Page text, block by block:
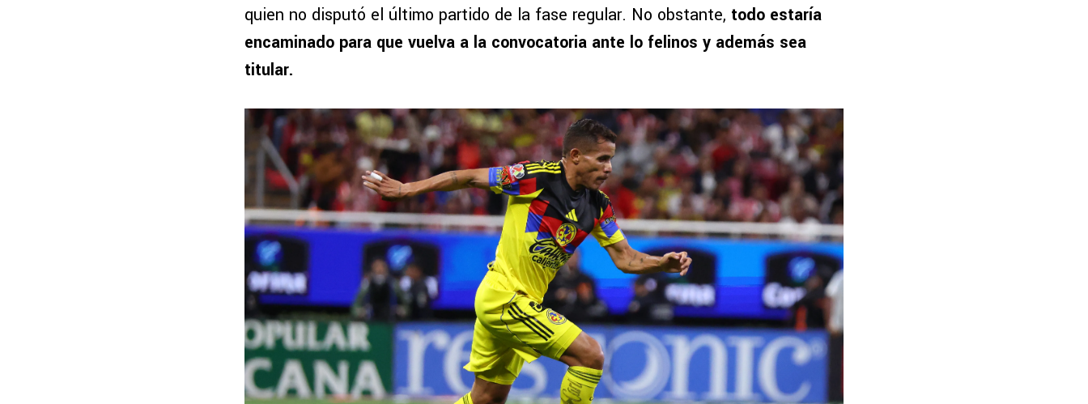
quien no disputó el último partido de la fase regular. No obstante, todo estaría
encaminado para que vuelva a la convocatoria ante lo felinos y además sea
titular.